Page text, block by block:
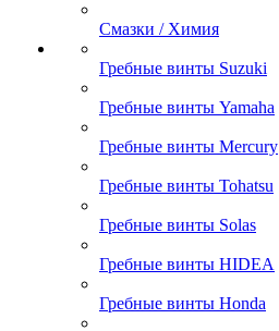
Смазки / Химия
Гребные винты Suzuki
Гребные винты Yamaha
Гребные винты Mercury
Гребные винты Tohatsu
Гребные винты Solas
Гребные винты HIDEA
Гребные винты Honda